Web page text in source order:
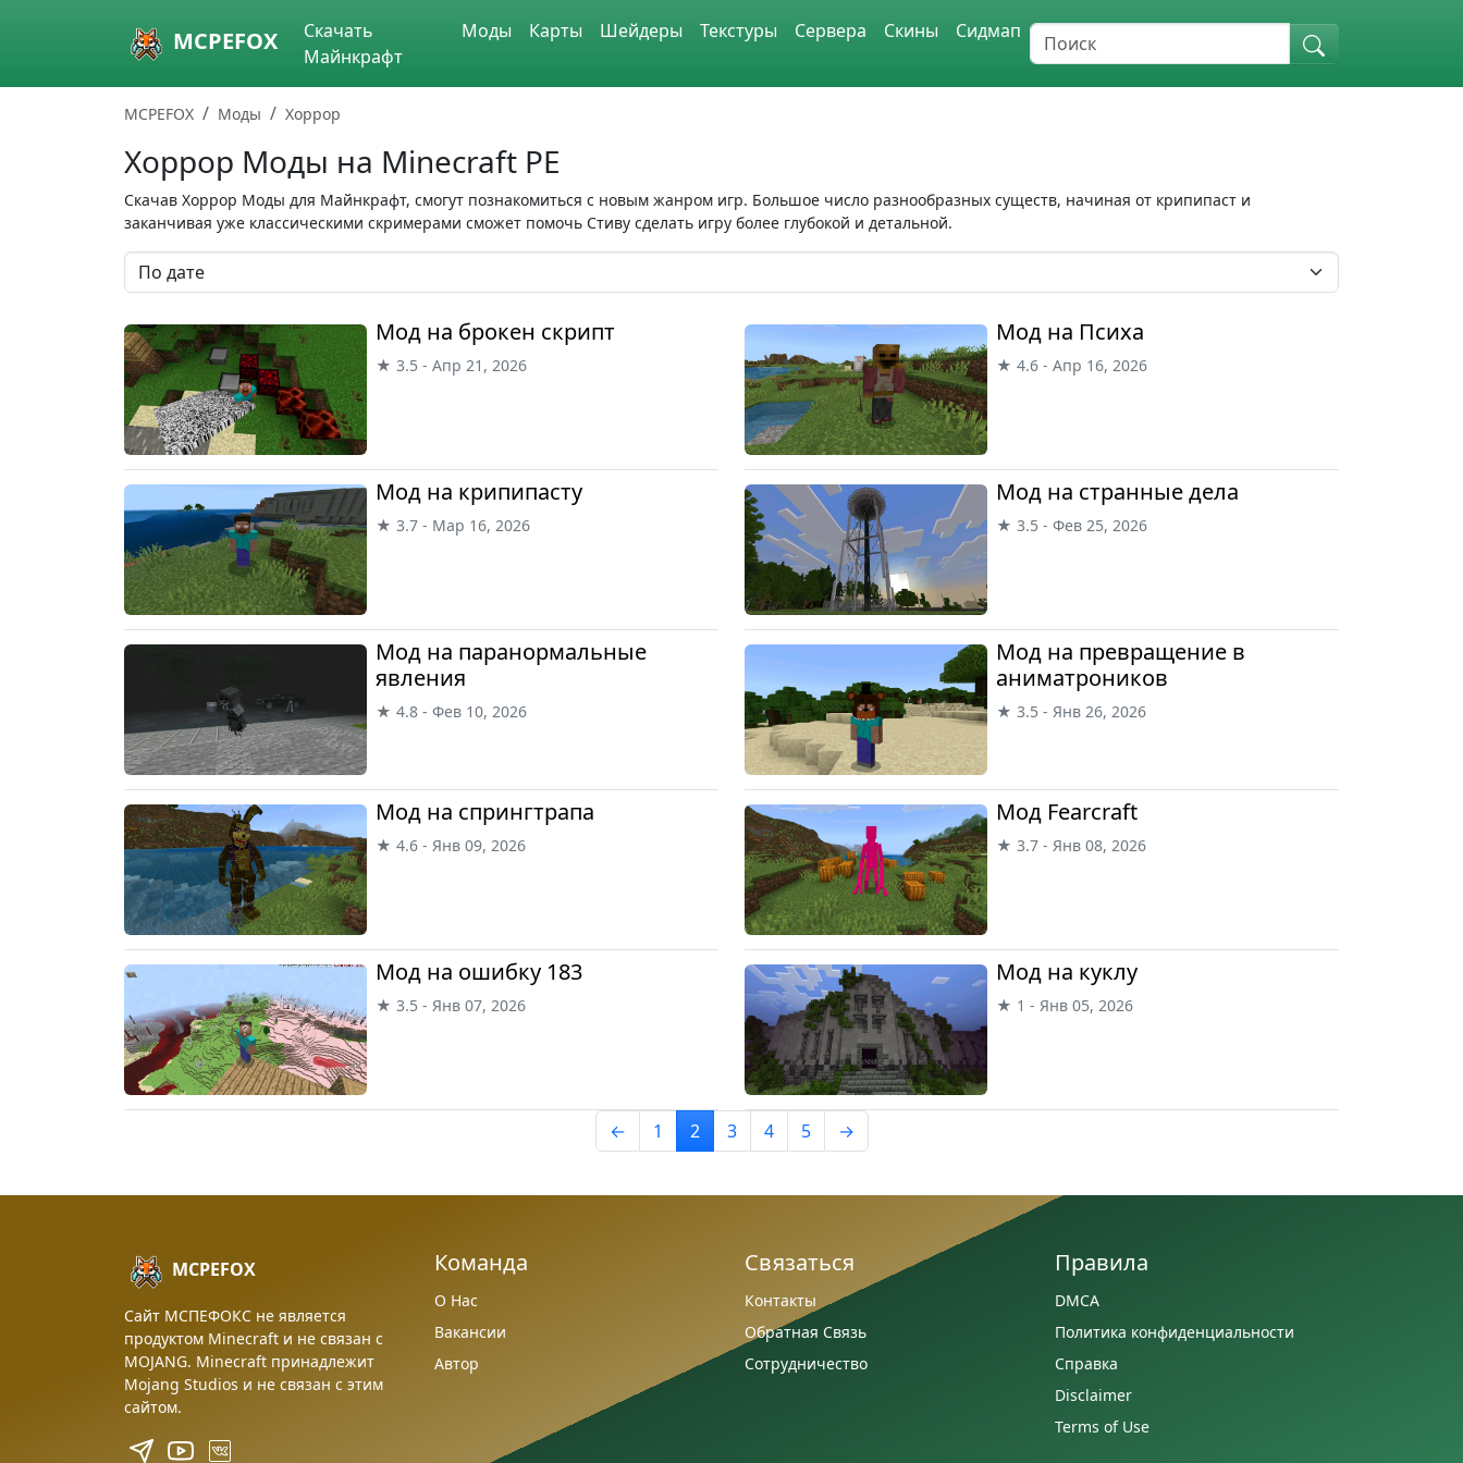
Skip to main content MCPEFOX
Скачать
Майнкрафт
Моды Карты Шейдеры Текстуры Сервера Скины Сидмап
MCPEFOX Моды Хоррор
Хоррор Моды на Minecraft PE
Скачав Хоррор Моды для Майнкрафт, смогут познакомиться с новым жанром игр. Большое число разнообразных существ, начиная от крипипаст и
заканчивая уже классическими скримерами сможет помочь Стиву сделать игру более глубокой и детальной.
Мод на брокен скрипт
★ 3.5 - Апр 21, 2026
Мод на Психа
★ 4.6 - Апр 16, 2026
Мод на крипипасту
★ 3.7 - Мар 16, 2026
Мод на странные дела
★ 3.5 - Фев 25, 2026
Мод на паранормальные
явления
★ 4.8 - Фев 10, 2026
Мод на превращение в
аниматроников
★ 3.5 - Янв 26, 2026
Мод на спрингтрапа
★ 4.6 - Янв 09, 2026
Мод Fearcraft
★ 3.7 - Янв 08, 2026
Мод на ошибку 183
★ 3.5 - Янв 07, 2026
Мод на куклу
★ 1 - Янв 05, 2026
← 1 2 3 4 5 →
MCPEFOX
Сайт МСПЕФОКС не является
продуктом Minecraft и не связан с
MOJANG. Minecraft принадлежит
Mojang Studios и не связан с этим
сайтом.
Команда
О Нас
Вакансии
Автор
Связаться
Контакты
Обратная Связь
Сотрудничество
Правила
DMCA
Политика конфиденциальности
Справка
Disclaimer
Terms of Use